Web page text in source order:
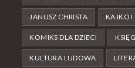
JANUSZ CHRISTA KAJKO I
KOMIKS DLA DZIECI
KULTURA LUDOWA